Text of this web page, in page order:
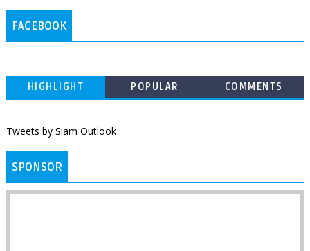
FACEBOOK
HIGHLIGHT POPULAR COMMENTS
Tweets by Siam Outlook
SPONSOR